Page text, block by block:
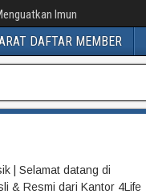
Imun
DAFTAR MEMBER
| Selamat datang di
& Resmi dari Kantor 4Life